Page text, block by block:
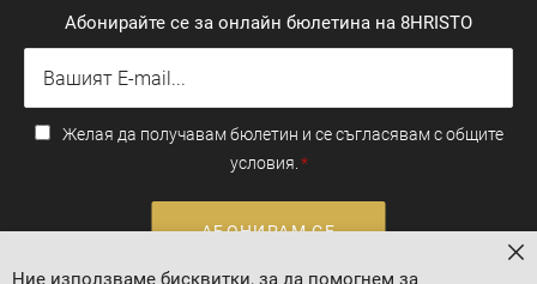
Абонирайте се за онлайн бюлетина на 8HRISTO
Желая да получавам бюлетин и се съгласявам с общите
условия.
АБОНИРАМ СЕ
Ние използваме бисквитки, за да помогнем за